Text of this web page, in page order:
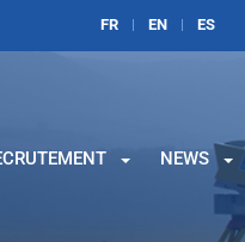
FR EN ES
NEWS